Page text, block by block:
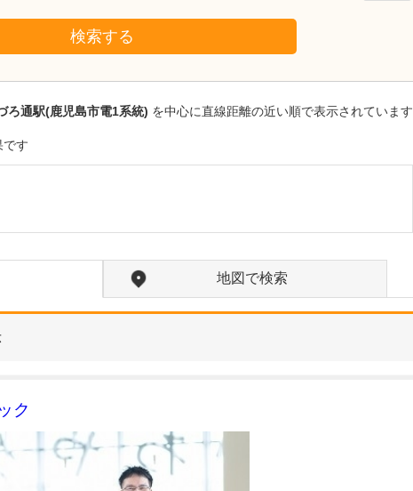
検索する
ろ通駅(鹿児島市電1系統) を中心に直線距離の近い順で表示されています
です
地図で検索
ク
千葉県千葉市美浜区
スイカキッズクリニック
ですか?
に、小児科医は科目を越
えた幅広い知識が必要
で、症状を見抜くための
観察力や洞察力も求めら